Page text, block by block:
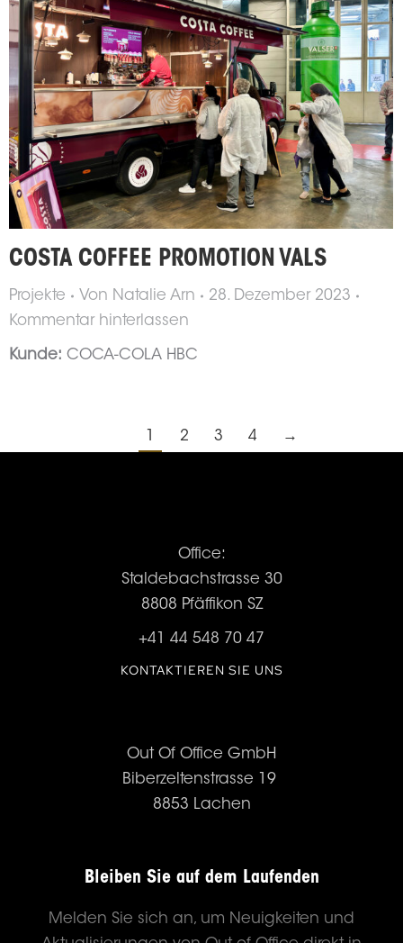
COSTA COFFEE PROMOTION VALS
Projekte Von Natalie Arn
28. Dezember 2023
Kommentar hinterlassen
Kunde: COCA-COLA HBC
2 3 4 →
Office:
Staldebachstrasse 30
8808 Pfäffikon SZ
+41 44 548 70 47
KONTAKTIEREN SIE UNS
Out Of Office GmbH
Biberzeltenstrasse 19
8853 Lachen
Bleiben Sie auf dem Laufenden
Melden Sie sich an, um Neuigkeiten und